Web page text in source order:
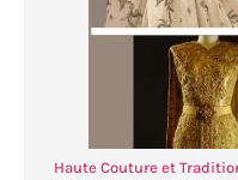
Haute Couture et